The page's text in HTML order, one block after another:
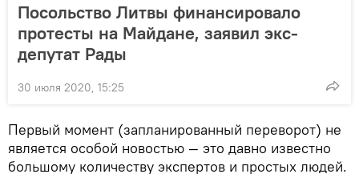
Посольство Литвы финансировало
протесты на Майдане, заявил экс-
депутат Рады
30 июля 2020, 15:25
Первый момент (запланированный переворот) не
является особой новостью — это давно известно
большому количеству экспертов и простых людей.